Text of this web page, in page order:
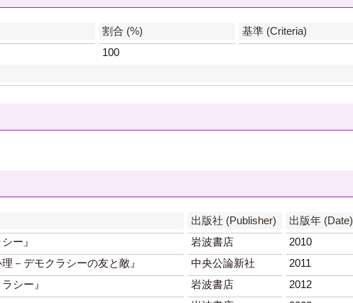
割合 (%)
基準 (Criteria)
100
出版社 (Publisher) 出版年 (Date)
ー』 岩波書店 2010
－デモクラシーの友と敵』 中央公論新社 2011
シー』 岩波書店 2012